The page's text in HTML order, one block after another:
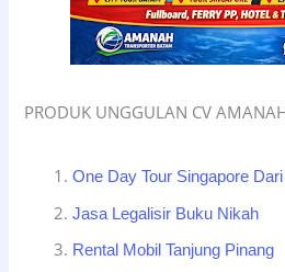
PRODUK UNGGULAN CV
One Day Tour Singapore
Jasa Legalisir Buku Nikah
Rental Mobil Tanjung Pinang